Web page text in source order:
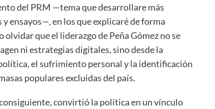
del PRM —tema que desarrollare más
ensayos—, en los que explicaré de forma
que el liderazgo de Peña Gómez no se
ni estrategias digitales, sino desde la
el sufrimiento personal y la identificación
populares excluidas del país.
convirtió la política en un vínculo